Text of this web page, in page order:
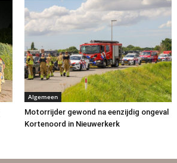
Algemeen
Motorrijder gewond na eenzijdig ongeval
Kortenoord in Nieuwerkerk